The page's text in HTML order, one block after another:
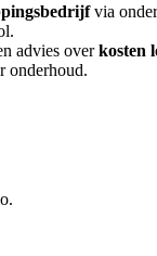
via
advies overkosten
onderhoud.